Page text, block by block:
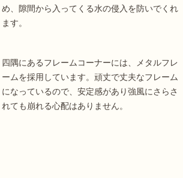
め、隙間から入ってくる水の侵入を防いでくれ
ます。
四隅にあるフレームコーナーには、メタルフレ
ームを採用しています。頑丈で丈夫なフレーム
になっているので、安定感があり強風にさらさ
れても崩れる心配はありません。